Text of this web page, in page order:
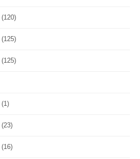
(120)
(125)
(125)
(1)
(23)
(16)